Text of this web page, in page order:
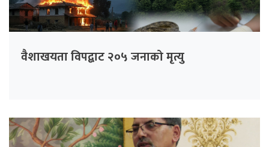
वैशाखयता विपद्बाट २०५ जनाको मृत्यु